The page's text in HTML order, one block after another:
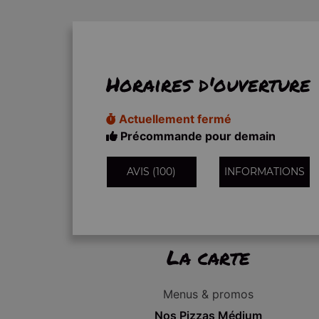
Horaires d'ouverture
Actuellement fermé
Précommande pour demain
AVIS (100) INFORMATIONS
La carte
Menus & promos
Nos Pizzas Médium